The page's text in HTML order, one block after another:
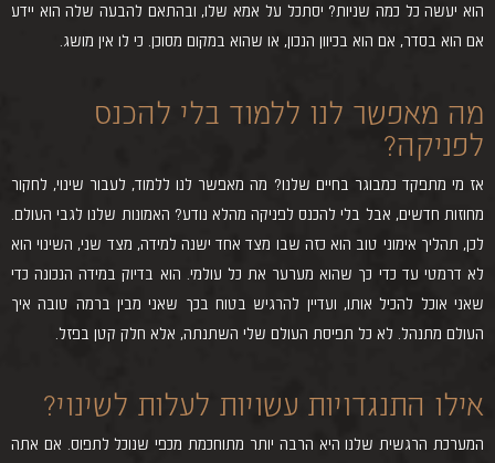
הוא יעשה כל כמה שניות? יסתכל על אמא שלו, ובהתאם להבעה שלה הוא יידע
אם הוא בסדר, אם הוא בכיוון הנכון, או שהוא במקום מסוכן. כי לו אין מושג.
מה מאפשר לנו ללמוד בלי להכנס
לפניקה?
אז מי מתפקד כמבוגר בחיים שלנו? מה מאפשר לנו ללמוד, לעבור שינוי, לחקור
מחוזות חדשים, אבל בלי להכנס לפניקה מהלא נודע? האמונות שלנו לגבי העולם.
לכן, תהליך אימוני טוב הוא כזה שבו מצד אחד ישנה למידה, מצד שני, השינוי הוא
לא דרמטי עד כדי כך שהוא מערער את כל עולמי. הוא בדיוק במידה הנכונה כדי
שאני אוכל להכיל אותו, ועדיין להרגיש בטוח בכך שאני מבין ברמה טובה איך
העולם מתנהל. לא כל תפיסת העולם שלי השתנתה, אלא חלק קטן בפזל.
אילו התנגדויות עשויות לעלות לשינוי?
המערכת הרגשית שלנו היא הרבה יותר מתוחכמת מכפי שנוכל לתפוס. אם אתה